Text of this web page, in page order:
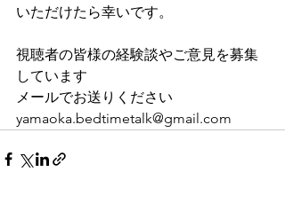
いただけたら幸いです。
視聴者の皆様の経験談やご意見を募集
しています
メールでお送りください
yamaoka.bedtimetalk@gmail.com